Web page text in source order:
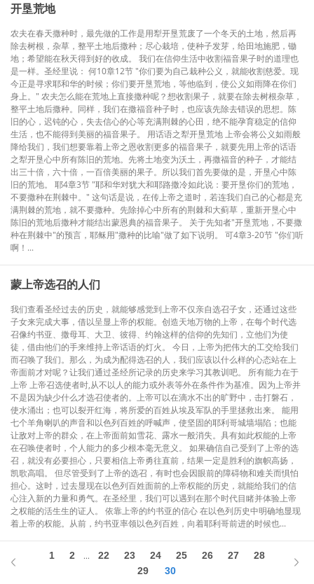
开垦荒地
农夫在春天撒种时，最先做的工作是用犁开垦荒废了一个冬天的土地，然后再
除去树根，杂草，整平土地后撒种；尽心栽培，使种子发芽，给田地施肥，锄
地；希望能在秋天得到好的收成。 我们在信仰生活中收割福音果子时的道理也
是一样。圣经里说： 何10章12节 "你们要为自己栽种公义，就能收割慈爱。现
今正是寻求耶和华的时候；你们要开垦荒地，等他临到，使公义如雨降在你们
身上。" 农夫怎么能在荒地上直接撒种呢？想收割果子，就要在除去树根杂草，
整平土地后撒种。同样，我们在撒福音种子时，也应该先除去错误的思想。陈
旧的心，迟钝的心，失去信心的心等充满荆棘的心田，绝不能孕育稳定的信仰
生活，也不能得到美丽的福音果子。 用话语之犁开垦荒地 上帝会将公义如雨般
降给我们，我们想要靠着上帝之恩收割更多的福音果子，就要先用上帝的话语
之犁开垦心中所有陈旧的荒地。先将土地变为沃土，再撒福音的种子，才能结
出三十倍，六十倍，一百倍美丽的果子。所以我们首先要做的是，开垦心中陈
旧的荒地。 耶4章3节 "耶和华对犹大和耶路撒冷如此说：要开垦你们的荒地，
不要撒种在荆棘中。" 这句话是说，在传上帝之道时，若连我们自己的心都是充
满荆棘的荒地，就不要撒种。先除掉心中所有的荆棘和大蓟草，重新开垦心中
陈旧的荒地后撒种才能结出蒙恩典的福音果子。 关于先知者"开垦荒地，不要撒
种在荆棘中"的预言，耶稣用"撒种的比喻"做了如下说明。 可4章3-20节 "你们听
啊！...
蒙上帝选召的人们
我们查看圣经过去的历史，就能够感觉到上帝不仅亲自选召子女，还通过这些
子女来完成大事，借以呈显上帝的权能。创造天地万物的上帝，在每个时代选
召像约书亚、撒母耳、大卫、彼得、约翰这样的信仰的先知们，立他们为使
徒，借由他们的手来维持上帝话语的灯火。 今日，上帝为把伟大的工交给我们
而召唤了我们。那么，为成为配得选召的人，我们应该以什么样的心态站在上
帝面前才对呢？让我们通过圣经所记录的历史来学习其教训吧。 所有能力在于
上帝 上帝召选使者时,从不以人的能力或外表等外在条件作为基准。因为上帝并
不是因为缺少什么才选召使者的。上帝可以在滴水不出的旷野中，击打磐石，
使水涌出；也可以裂开红海，将所爱的百姓从埃及军队的手里拯救出来。 能用
七个羊角喇叭的声音和以色列百姓的呼喊声，使坚固的耶利哥城墙塌陷；也能
让敌对上帝的群众，在上帝面前如雪花、露水一般消失。具有如此权能的上帝
在召唤使者时，个人能力的多少根本毫无意义。 如果确信自己受到了上帝的选
召，就没有必要担心，只要相信上帝勇往直前，结果一定是胜利的旗帜高扬，
凯歌高唱。 但尽管受到了上帝的选召，有时也会因眼前的障碍物和难关而惧怕
担心。这时，过去显现在以色列百姓面前的上帝权能的历史，就能给我们的信
心注入新的力量和勇气。在圣经里，我们可以遇到在那个时代目睹并体验上帝
之权能的活生生的证人。 依靠上帝的约书亚的信心 在以色列历史中明确地显现
着上帝的权能。从前，约书亚率领以色列百姓，向着耶利哥前进的时候也...
1 2 ... 22 23 24 25 26 27
28
29
30